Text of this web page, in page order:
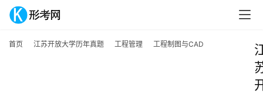
首页 江苏开放大学历年真题 工程管理 工程制图与CAD